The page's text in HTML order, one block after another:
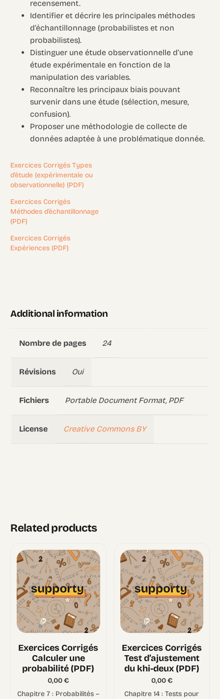
recensement.
Identifier et décrire les principales méthodes
d’échantillonnage (probabilistes et non
probabilistes).
Distinguer une étude observationnelle d’une
étude expérimentale en fonction de la
manipulation des variables.
Reconnaître les principaux biais pouvant
survenir dans une étude (sélection, mesure,
confusion).
Proposer une méthodologie de collecte de
données adaptée à une problématique donnée.
Exercices Corrigés Types
d’étude (expérimentale ou
observationnelle) (PDF)
Exercices Corrigés
Méthodes d’échantillonnage
(PDF)
Exercices Corrigés
Expériences (PDF)
Additional information
Nombre de pages 24
Révisions Oui
Fichiers Portable Document Format, PDF
License Creative Commons BY
Related products
Exercices Corrigés
Calculer une
probabilité (PDF)
0,00€
Chapitre 7 : Probabilités –
Exercices Corrigés
Test d’ajustement
du khi-deux (PDF)
0,00€
Chapitre 14 : Tests pour